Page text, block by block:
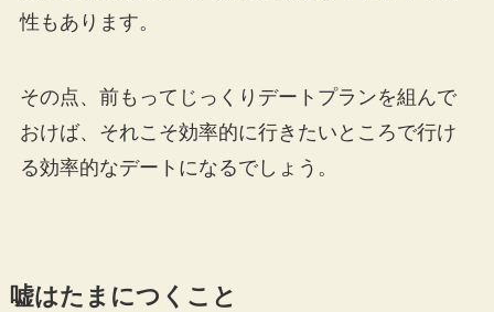
性もあります。
その点、前もってじっくりデートプランを組んで
おけば、それこそ効率的に行きたいところで行け
る効率的なデートになるでしょう。
嘘はたまにつくこと